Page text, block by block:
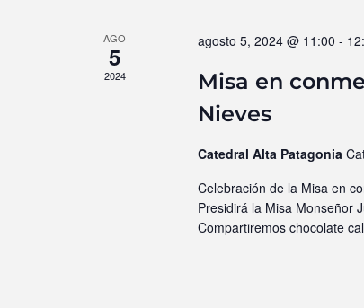
AGO
5
2024
agosto 5, 2024 @ 11:00 -
Misa en
Nieves
Catedral Alta Patagonia
Celebración de la Misa en
Presidirá la Misa Monseñor
Compartiremos chocolate